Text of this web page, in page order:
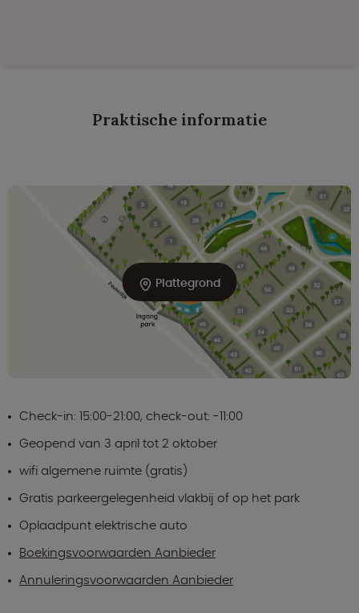
Praktische informatie
Plattegrond
Check-in: 15:00-21:00, check-out: -11:00
Geopend van 3 april tot 2 oktober
wifi algemene ruimte (gratis)
Gratis parkeergelegenheid vlakbij of op het park
Oplaadpunt elektrische auto
Boekingsvoorwaarden Aanbieder
Annuleringsvoorwaarden Aanbieder